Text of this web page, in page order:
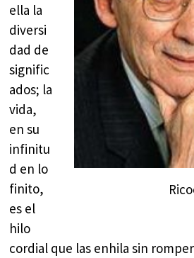
ella la
diversi
dad de
signific
ados; la
vida,
en su
infinitu
d en lo
finito,
es el
hilo
cordial que las enhila sin